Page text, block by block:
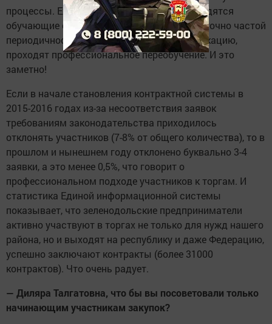
процессы. Ежегодно в нашем городе проводятся
обучающие семинары, сотрудники с достаточно частой
периодичностью повышают свою квалификацию,
проходят профессиональное переобучение. И это
заметно!
Если в начале становления контрактной системы в
2015-2016 годах из-за несоответствия заявок
требованиям законодательства приходилось
отклонять участников (7-8% от общего количества), то в
прошлом и нынешнем году отклонено буквально 3-4
заявки, а это менее 0,5%, что говорит о
профессиональном подходе участников к торгам. И
статистика Единой информационной системы
показывает, что зеленодольские предприниматели
активно участвуют в торгах не только для нужд нашего
района, но и выходят на республику и даже Федерацию,
успешно заключают контракты (более 31000
контрактов). Что очень радует.
— Диляра Талгатовна, что бы вы посоветовали только
начинающим участникам закупок?